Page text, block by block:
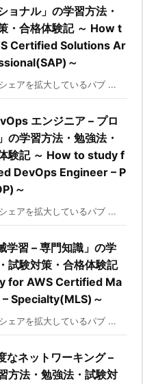
ョナル」の学習方法・
・合格体験記 ～ How t
Certified Solutions Ar
～
ェアを拡大しているパブ ...
エンジニア – プロ
の学習方法・勉強法・
験記 ～ How to study f
DevOps Engineer – P
～
ェアを拡大しているパブ ...
学習 – 専門知識」の学
試験対策・合格体験記
for AWS Certified Ma
Specialty(MLS)～
ェアを拡大しているパブ ...
なネットワーキング –
方法・勉強法・試験対